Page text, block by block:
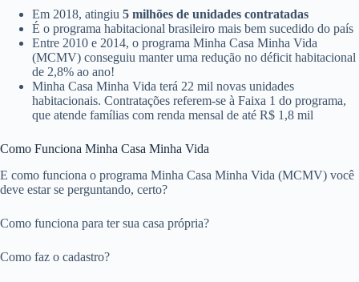
Em 2018, atingiu 5 milhões de unidades contratadas
É o programa habitacional brasileiro mais bem sucedido do país
Entre 2010 e 2014, o programa Minha Casa Minha Vida
(MCMV) conseguiu manter uma redução no déficit habitacional
de 2,8% ao ano!
Minha Casa Minha Vida terá 22 mil novas unidades
habitacionais. Contratações referem-se à Faixa 1 do programa,
que atende famílias com renda mensal de até R$ 1,8 mil
Como Funciona Minha Casa Minha Vida
E como funciona o programa Minha Casa Minha Vida (MCMV) você
deve estar se perguntando, certo?
Como funciona para ter sua casa própria?
Como faz o cadastro?